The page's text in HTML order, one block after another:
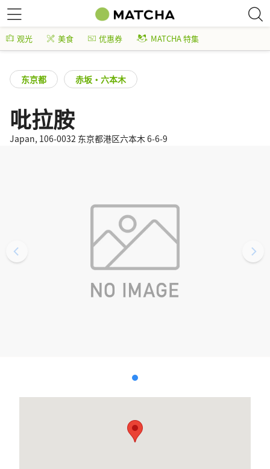
观光 美食 优惠券 MATCHA 特集
东京都 赤坂・六本木
吡拉胺
Japan, 106-0032 东京都港区六本木 6-6-9